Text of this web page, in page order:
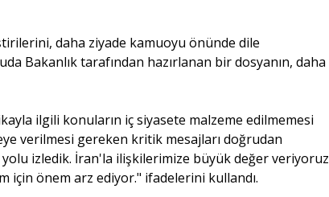
daha ziyade kamuoyu önünde dile
Bakanlık tarafından hazırlanan bir dosyanın, daha
ilgili konuların iç siyasete malzeme edilmemesi
verilmesi gereken kritik mesajları doğrudan
izledik. İran'la ilişkilerimize büyük değer
için önem arz ediyor." ifadelerini kullandı.